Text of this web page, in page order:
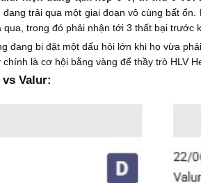
trải qua một giai đoạn vô cùng bất
trong đó phải nhận tới 3 thất bại trước
đang bị đặt một dấu hỏi lớn khi họ vừa
là cơ hội bằng vàng để thầy trò HLV
Valur: